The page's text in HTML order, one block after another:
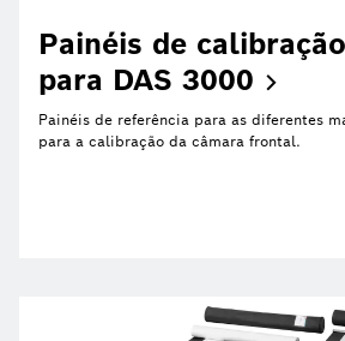
Painéis de calibração
para DAS 3000
Painéis de referência para as diferentes
para a calibração da câmara frontal.